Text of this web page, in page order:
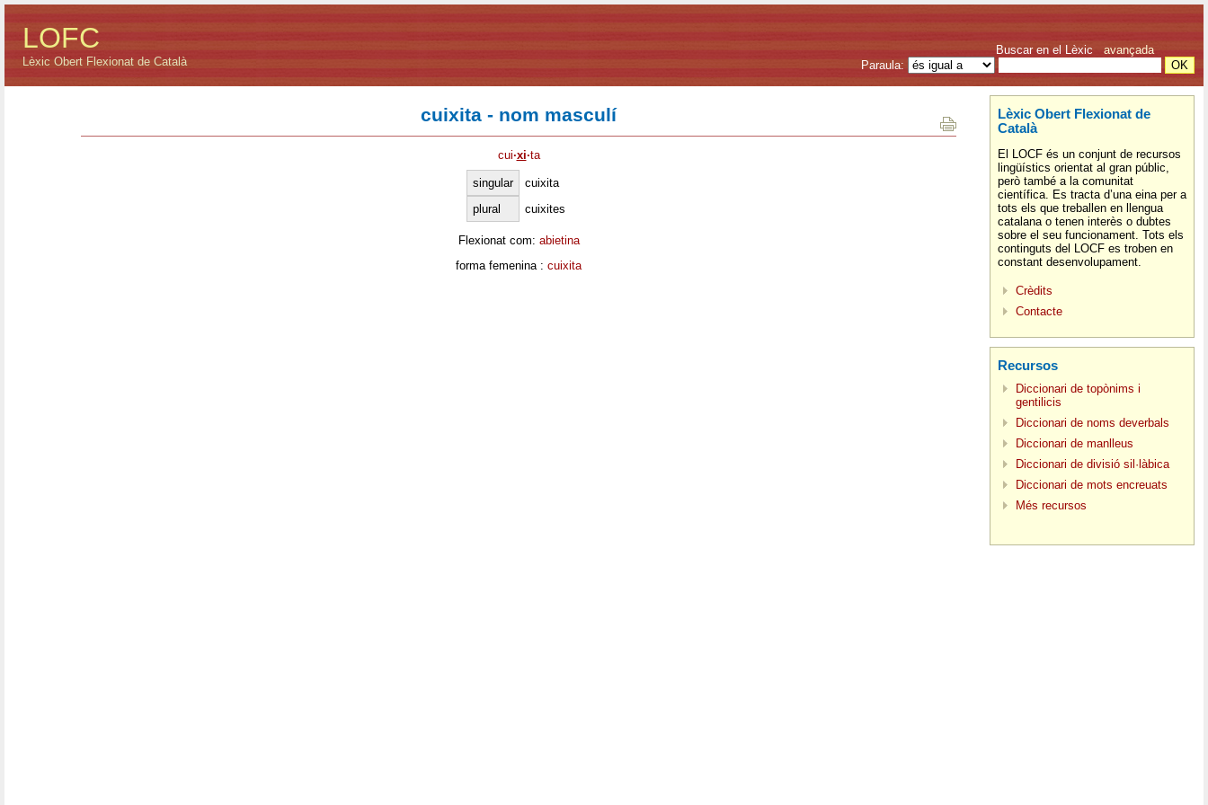
LOFC
Lèxic Obert Flexionat de Català
Buscar en el Lèxic avançada
Paraula:
cuixita - nom masculí
cui·xi·ta
singular
cuixita
plural
cuixites
Flexionat com: abietina
forma femenina : cuixita
Lèxic Obert Flexionat de
Català
El LOCF és un conjunt de recursos
lingüístics orientat al gran públic,
però també a la comunitat
científica. Es tracta d’una eina per a
tots els que treballen en llengua
catalana o tenen interès o dubtes
sobre el seu funcionament. Tots els
continguts del LOCF es troben en
constant desenvolupament.
Crèdits
Contacte
Recursos
Diccionari de topònims i
gentilicis
Diccionari de noms deverbals
Diccionari de manlleus
Diccionari de divisió sil·làbica
Diccionari de mots encreuats
Més recursos